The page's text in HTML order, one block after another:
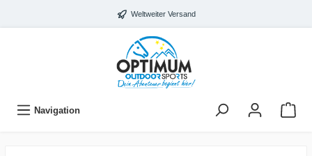
Weltweiter Versand
Navigation